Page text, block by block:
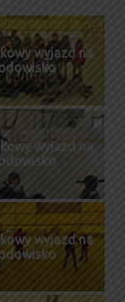
wyjazd na
wyjazd na
wyjazd na